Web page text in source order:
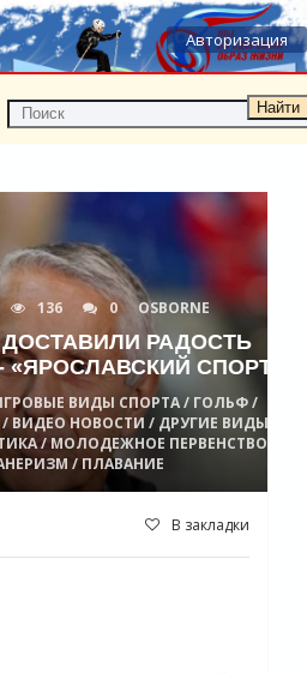
Авторизация
Найти
136 0 OSBORNE
РАДОСТЬ
СПОРТ»
ВИДЫ СПОРТА / ГОЛЬФ /
ВИДЕО НОВОСТИ / ДРУГИЕ ВИДЫ
/ МОЛОДЕЖНОЕ ПЕРВЕНСТВО /
/ ПЛАВАНИЕ
В закладки